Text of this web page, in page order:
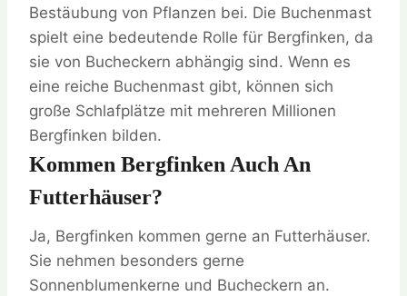
Bestäubung von Pflanzen bei. Die Buchenmast
spielt eine bedeutende Rolle für Bergfinken, da
sie von Bucheckern abhängig sind. Wenn es
eine reiche Buchenmast gibt, können sich
große Schlafplätze mit mehreren Millionen
Bergfinken bilden.
Kommen Bergfinken Auch An
Futterhäuser?
Ja, Bergfinken kommen gerne an Futterhäuser.
Sie nehmen besonders gerne
Sonnenblumenkerne und Bucheckern an.